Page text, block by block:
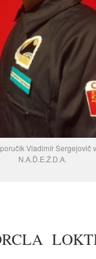
Vladimír Sergejovič
N.A.Ď.E.Ž.D.A.